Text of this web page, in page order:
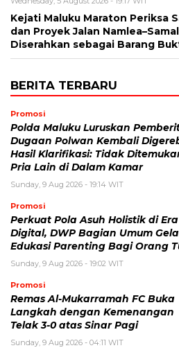
Kejati Maluku Maraton Periksa
dan Proyek Jalan
Diserahkan sebagai Barang
BERITA TERBARU
Promosi
Polda Maluku Luruskan
Dugaan Polwan Kembali
Hasil Klarifikasi: Tidak
Pria Lain di Dalam Kamar
Sunday, 9 Aug 2026 - 19:14 WIT
Promosi
Perkuat Pola Asuh Holistik di Era
Digital, DWP Bagian Umum
Edukasi Parenting Bagi Orang
Sunday, 9 Aug 2026 - 19:02 WIT
Promosi
Remas Al-Mukarramah FC Buka
Langkah dengan Kemenangan
Telak 3-0 atas Sinar Pagi
Sunday, 9 Aug 2026 - 04:11 WIT